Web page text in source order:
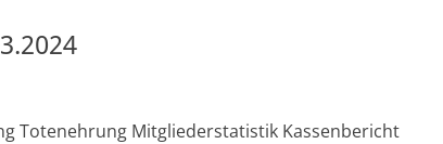
Totenehrung Mitgliederstatistik Kassenbericht